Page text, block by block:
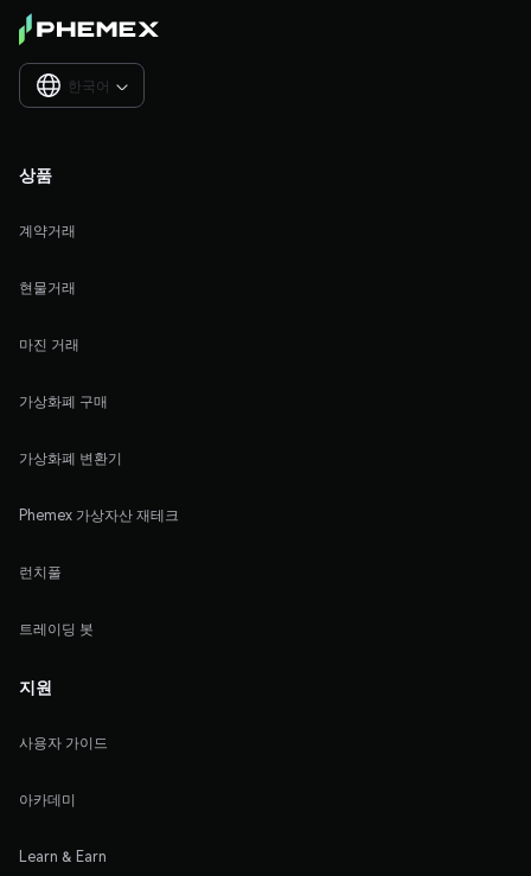
한국어 
상품
계약거래
현물거래
마진 거래
가상화폐 구매
가상화폐 변환기
Phemex 가상자산 재테크
런치풀
트레이딩 봇
지원
사용자 가이드
아카데미
Learn & Earn